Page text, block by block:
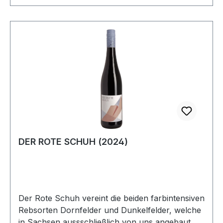
harmonische Balance zwischen feiner
ausgebaut, aber angenehm rund und nicht
übermäßig herb.Ein unkomplizierter, aber
charaktervoller Sommerwein, der auf Balkon,
Terrasse oder einfach als Begleiter sonniger
Momente begeistert – oder um sich ein kleines
Stück Sommer ins Glas zu holen.
DER ROTE SCHUH (2024)
Der Rote Schuh vereint die beiden farbintensiven
Rebsorten Dornfelder und Dunkelfelder, welche